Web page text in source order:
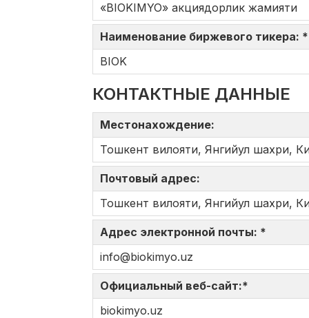
«BIOKIMYO» акциядорлик жамияти
Наименование биржевого тикера:
BIOK
КОНТАКТНЫЕ ДАННЫЕ
Местонахождение:
Тошкент вилояти, Янгийул шахри,
Почтовый адрес:
Тошкент вилояти, Янгийул шахри,
Адрес электронной почты: *
info@biokimyo.uz
Официальный веб-сайт:*
biokimyo.uz